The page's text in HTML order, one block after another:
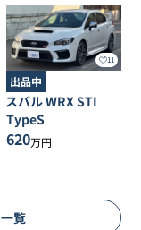
11
出品中
スバルWRX STI
TypeS
620万円
一覧